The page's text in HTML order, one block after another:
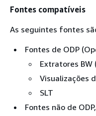
Fontes compatíveis
As seguintes fontes
Fontes de ODP
Extratores BW
Visualizações
SLT
Fontes não de